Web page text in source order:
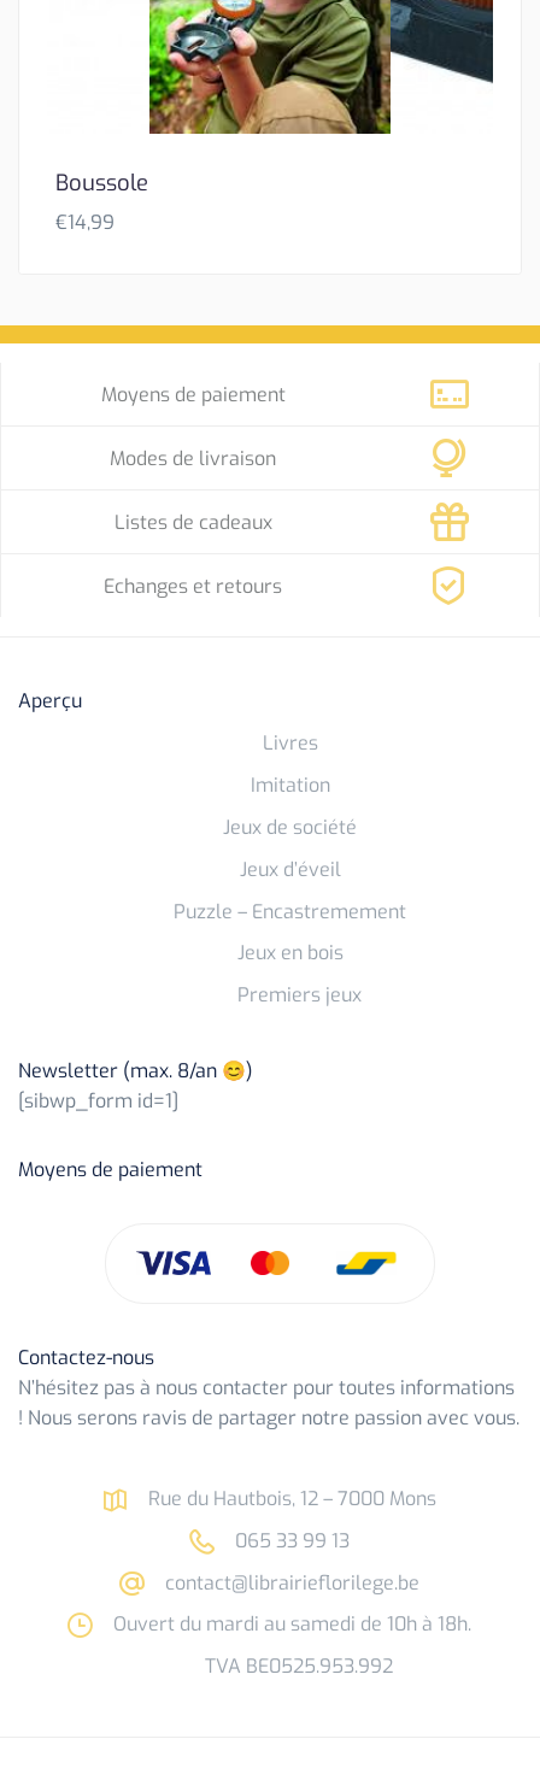
Boussole
€14,99
Moyens de paiement
Modes de livraison
Listes de cadeaux
Echanges et retours
Aperçu
Livres
Imitation
Jeux de société
Jeux d’éveil
Puzzle – Encastremement
Jeux en bois
Premiers jeux
Newsletter (max. 8/an 😊)
[sibwp_form id=1]
Moyens de paiement
Contactez-nous
N’hésitez pas à nous contacter pour toutes informations
! Nous serons ravis de partager notre passion avec vous.
Rue du Hautbois, 12 – 7000 Mons
065 33 99 13
contact@librairieflorilege.be
Ouvert du mardi au samedi de 10h à 18h.
TVA BE0525.953.992